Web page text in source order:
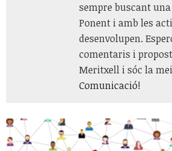
sempre buscant
Ponent i amb les
desenvolupen.
comentaris i
Meritxell i sóc la
Comunicació!